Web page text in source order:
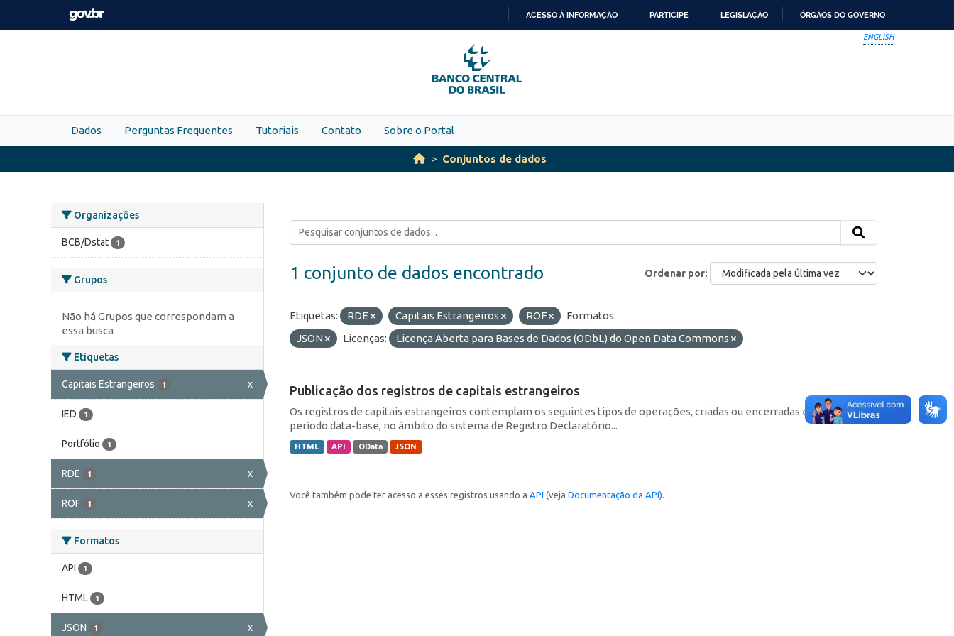
Skip to main content
PARA
O
CONTEÚDO
ACESSO À INFORMAÇÃO PARTICIPE LEGISLAÇÃO ÓRGÃOS DO GOVERNO
ENGLISH
Dados Perguntas Frequentes Tutoriais Contato Sobre o Portal
Conjuntos de dados
Organizações
BCB/Dstat 1
Grupos
Não há Grupos que correspondam a
essa busca
Etiquetas
Capitais Estrangeiros 1 x
IED 1
Portfólio 1
RDE 1 x
ROF 1 x
Formatos
API 1
HTML 1
JSON 1 x
Ordenar por
1 conjunto de dados encontrado
Etiquetas: RDE Capitais Estrangeiros ROF
Formatos:
JSON
Licenças: Licença Aberta para Bases de Dados (ODbL) do Open Data Commons
Publicação dos registros de capitais estrangeiros
Os registros de capitais estrangeiros contemplam os seguintes tipos de operações, criadas ou encerradas em cada
período data-base, no âmbito do sistema de Registro Declaratório...
HTML API OData JSON
Você também pode ter acesso a esses registros usando a API (veja Documentação da API).